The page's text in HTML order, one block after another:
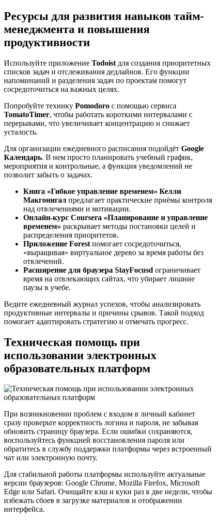
Ресурсы для развития навыков тайм-
менеджмента и повышения
продуктивности
Используйте приложение Todoist для создания приоритетных
списков задач и отслеживания дедлайнов. Его функции
напоминаний и разделения задач по проектам помогут
сосредоточиться на важных целях.
Попробуйте технику Pomodoro с помощью сервиса
TomatoTimer, чтобы работать короткими интервалами с
перерывами, что увеличивает концентрацию и снижает
усталость.
Для организации ежедневного расписания подойдёт Google
Календарь. В нем просто планировать учебный график,
мероприятия и контрольные, а функция уведомлений не
позволит забыть о задачах.
Книга «Гибкое управление временем» Келли
Макгонигал предлагает практические приёмы контроля
над отвлечениями и мотивации.
Онлайн-курс Coursera «Планирование и управление
временем» раскрывает методы постановки целей и
распределения приоритетов.
Приложение Forest помогает сосредоточиться,
«выращивая» виртуальное дерево за время работы без
отвлечений.
Расширение для браузера StayFocusd ограничивает
время на отвлекающих сайтах, что убирает лишние
паузы в учебе.
Ведите ежедневный журнал успехов, чтобы анализировать
продуктивные интервалы и причины срывов. Такой подход
помогает адаптировать стратегию и отмечать прогресс.
Техническая помощь при
использовании электронных
образовательных платформ
При возникновении проблем с входом в личный кабинет
сразу проверьте корректность логина и пароля, не забывая
обновить страницу браузера. Если ошибки сохраняются,
воспользуйтесь функцией восстановления пароля или
обратитесь в службу поддержки платформы через встроенный
чат или электронную почту.
Для стабильной работы платформы используйте актуальные
версии браузеров: Google Chrome, Mozilla Firefox, Microsoft
Edge или Safari. Очищайте кэш и куки раз в две недели, чтобы
избежать сбоев в загрузке материалов и отображении
интерфейса.